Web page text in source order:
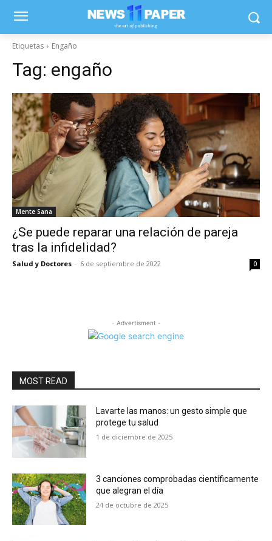
Etiquetas Engaño
Tag: engaño
Mente Sana
¿Se puede reparar una relación de pareja
tras la infidelidad?
Salud y Doctores - 6 de septiembre de 2022 0
- Advertisment -
MOST READ
Lavarte las manos: un gesto simple que
protege tu salud
1 de diciembre de 2025
3 canciones comprobadas científicamente
que alegran el día
24 de octubre de 2025